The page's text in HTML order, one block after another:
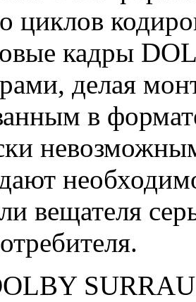
циклов
кадры
делая
в
вещателя